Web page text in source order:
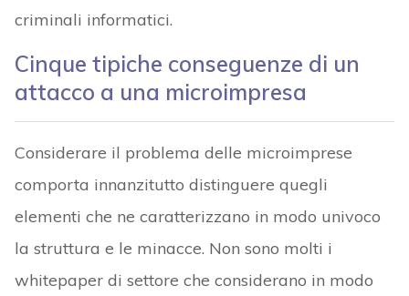
criminali informatici.
Cinque tipiche conseguenze di un
attacco a una microimpresa
Considerare il problema delle microimprese
comporta innanzitutto distinguere quegli
elementi che ne caratterizzano in modo univoco
la struttura e le minacce. Non sono molti i
whitepaper di settore che considerano in modo